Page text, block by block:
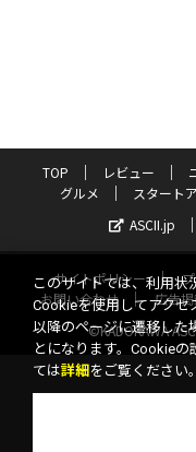
TOP レビュー
グルメ
スタート
ASCII.jp
サイトポリシー
お問い合わせ
広告
©KADOKAWA
このサイトでは、利用状
Cookieを使用してアクセ
以降のページに遷移した
とになります。Cookie
ては詳細 をご覧ください。